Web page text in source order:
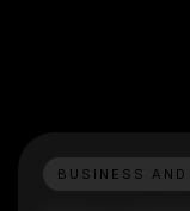
BUSINESS AND